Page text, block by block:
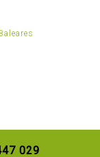
029